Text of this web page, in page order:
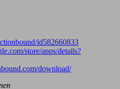
id582660833
store/apps/details?
download/